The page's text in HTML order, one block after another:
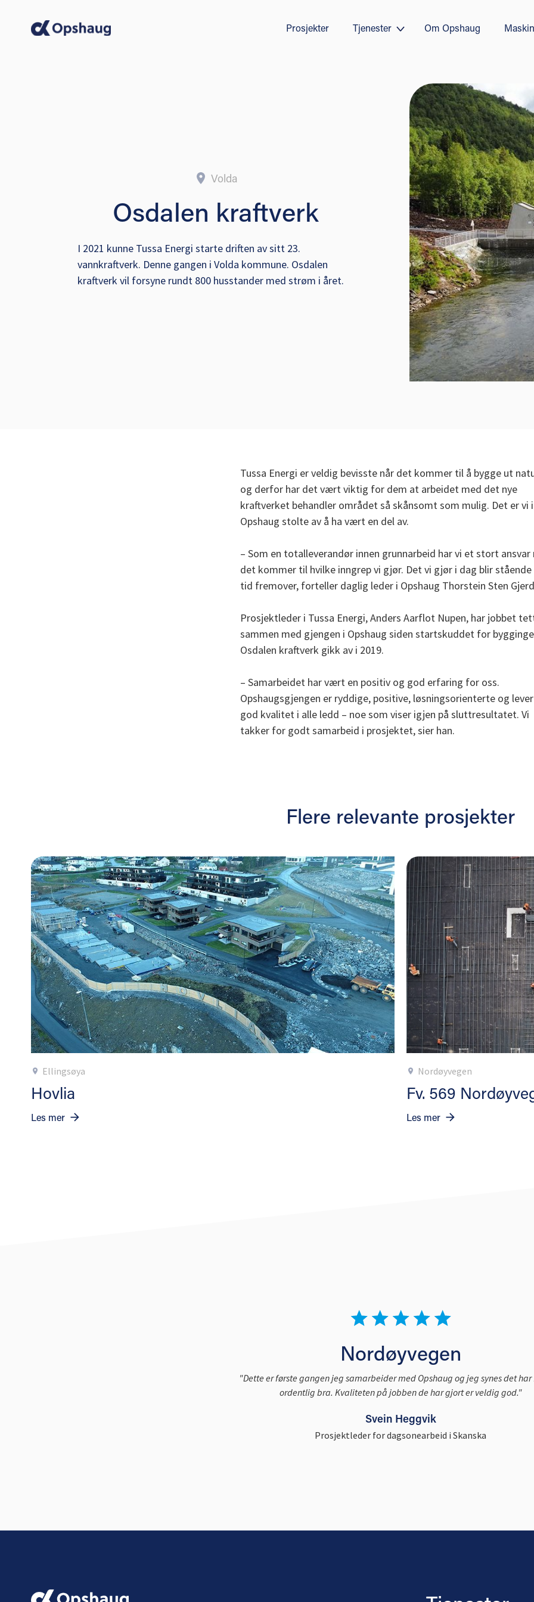
Prosjekter Tjenester Om Opshaug
Volda
Osdalen kraftverk
I 2021 kunne Tussa Energi starte driften av sitt 23.
vannkraftverk. Denne gangen i Volda kommune. Osdalen
kraftverk vil forsyne rundt 800 husstander med strøm i året.
Tussa Energi er veldig bevisste når det kommer til å bygge ut
og derfor har det vært viktig for dem at arbeidet med det nye
kraftverket behandler området så skånsomt som mulig. Det er vi i
Opshaug stolte av å ha vært en del av.
– Som en totalleverandør innen grunnarbeid har vi et stort ansvar
det kommer til hvilke inngrep vi gjør. Det vi gjør i dag blir stående
tid fremover, forteller daglig leder i Opshaug Thorstein Sten
Prosjektleder i Tussa Energi, Anders Aarflot Nupen, har jobbet
sammen med gjengen i Opshaug siden startskuddet for
Osdalen kraftverk gikk av i 2019.
– Samarbeidet har vært en positiv og god erfaring for oss.
Opshaugsgjengen er ryddige, positive, løsningsorienterte og
god kvalitet i alle ledd – noe som viser igjen på sluttresultatet. Vi
takker for godt samarbeid i prosjektet, sier han.
Flere relevante prosjekter
Ellingsøya
Hovlia
Les mer
Nordøyvegen
Fv. 569
Les mer
Nordøyvegen
"Dette er første gangen jeg samarbeider med Opshaug og jeg synes det
ordentlig bra. Kvaliteten på jobben de har gjort er veldig god."
Svein Heggvik
Prosjektleder for dagsonearbeid i Skanska